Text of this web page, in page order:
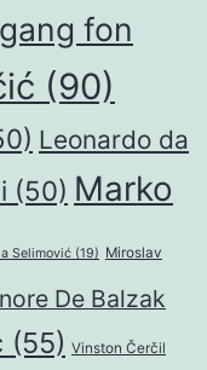
fon
(90)
Leonardo da
(50) Marko
Selimović (19) Miroslav
De Balzak
(55) Vinston Čerčil